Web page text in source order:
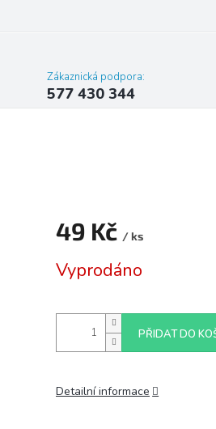
Zákaznická podpora:
577 430 344
49 Kč / ks
cena:
Vyprodáno
PŘIDAT DO
Detailní informace